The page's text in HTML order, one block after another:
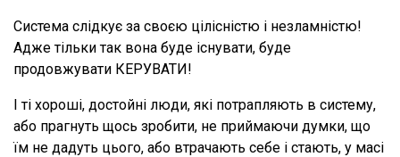
Система слідкує за своєю цілісністю і незламністю!
Адже тільки так вона буде існувати, буде
продовжувати КЕРУВАТИ!
І ті хороші, достойні люди, які потрапляють в систему,
або прагнуть щось зробити, не приймаючи думки, що
їм не дадуть цього, або втрачають себе і стають, у масі